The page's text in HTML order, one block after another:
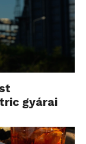
gyárai